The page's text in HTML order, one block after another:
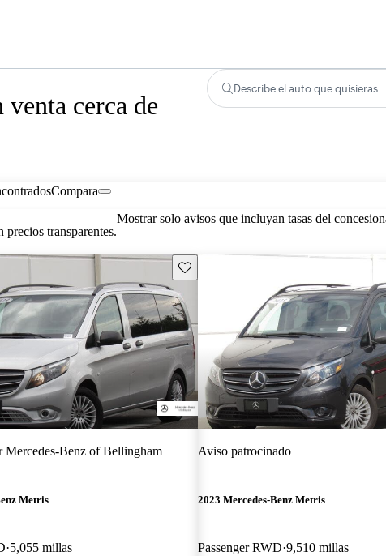
cerca de
Describe el auto que quisieras
Compara
precios transparentes.
Mostrar solo avisos que incluyan tasas del
Guarda este Aviso
Mercedes-Benz of Bellingham
Metris
5,055 millas
Aviso patrocinado
2023 Mercedes-Benz Metris
Passenger RWD 9,510 millas